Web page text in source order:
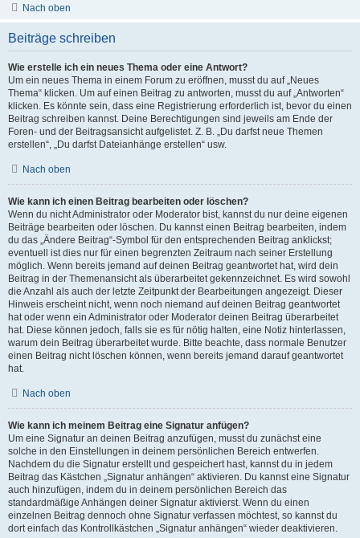
Nach oben
Beiträge schreiben
Wie erstelle ich ein neues Thema oder eine Antwort?
Um ein neues Thema in einem Forum zu eröffnen, musst du auf „Neues
Thema“ klicken. Um auf einen Beitrag zu antworten, musst du auf „Antworten“
klicken. Es könnte sein, dass eine Registrierung erforderlich ist, bevor du einen
Beitrag schreiben kannst. Deine Berechtigungen sind jeweils am Ende der
Foren- und der Beitragsansicht aufgelistet. Z. B. „Du darfst neue Themen
erstellen“, „Du darfst Dateianhänge erstellen“ usw.
Nach oben
Wie kann ich einen Beitrag bearbeiten oder löschen?
Wenn du nicht Administrator oder Moderator bist, kannst du nur deine eigenen
Beiträge bearbeiten oder löschen. Du kannst einen Beitrag bearbeiten, indem
du das „Ändere Beitrag“-Symbol für den entsprechenden Beitrag anklickst;
eventuell ist dies nur für einen begrenzten Zeitraum nach seiner Erstellung
möglich. Wenn bereits jemand auf deinen Beitrag geantwortet hat, wird dein
Beitrag in der Themenansicht als überarbeitet gekennzeichnet. Es wird sowohl
die Anzahl als auch der letzte Zeitpunkt der Bearbeitungen angezeigt. Dieser
Hinweis erscheint nicht, wenn noch niemand auf deinen Beitrag geantwortet
hat oder wenn ein Administrator oder Moderator deinen Beitrag überarbeitet
hat. Diese können jedoch, falls sie es für nötig halten, eine Notiz hinterlassen,
warum dein Beitrag überarbeitet wurde. Bitte beachte, dass normale Benutzer
einen Beitrag nicht löschen können, wenn bereits jemand darauf geantwortet
hat.
Nach oben
Wie kann ich meinem Beitrag eine Signatur anfügen?
Um eine Signatur an deinen Beitrag anzufügen, musst du zunächst eine
solche in den Einstellungen in deinem persönlichen Bereich entwerfen.
Nachdem du die Signatur erstellt und gespeichert hast, kannst du in jedem
Beitrag das Kästchen „Signatur anhängen“ aktivieren. Du kannst eine Signatur
auch hinzufügen, indem du in deinem persönlichen Bereich das
standardmäßige Anhängen deiner Signatur aktivierst. Wenn du einen
einzelnen Beitrag dennoch ohne Signatur verfassen möchtest, so kannst du
dort einfach das Kontrollkästchen „Signatur anhängen“ wieder deaktivieren.